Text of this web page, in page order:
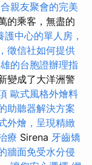
親友聚會的完美
的乘客，無盡的
護中心的單人房，
徵信社如何提供
的台胞證辦理指
變成了大洋洲警
歐式風格外燴料
助聽器解決方案
外燴，呈現精緻
療 Sirena 牙齒矯
牆面免受水分侵